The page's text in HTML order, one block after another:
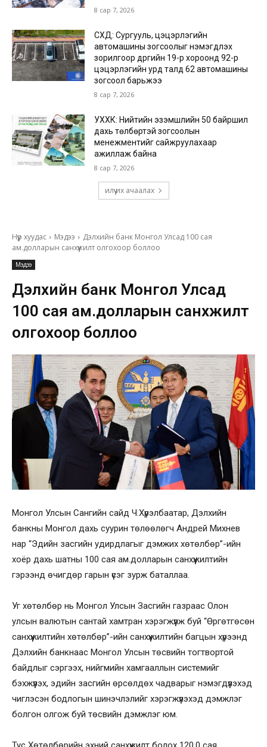
8 сар 7, 2026
СХД: Сургууль, цэцэрлэгийн
автомашины зогсоолыг нэмэгдүүлэх
зорилгоор дүүргийн 19-р хороонд 92-р
цэцэрлэгийн урд талд 62 автомашины
зогсоол барьжээ
8 сар 7, 2026
УХХК: Нийтийн эзэмшлийн 50 байршил
дахь төлбөртэй зогсоолын
менежментийг сайжруулахаар
ажиллаж байна
8 сар 7, 2026
илүү их ачаалах